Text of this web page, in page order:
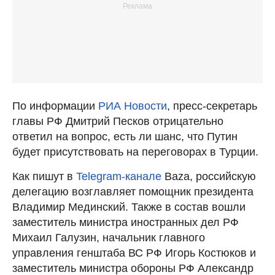
По информации РИА Новости, пресс-секретарь
главы РФ Дмитрий Песков отрицательно
ответил на вопрос, есть ли шанс, что Путин
будет присутствовать на переговорах в Турции.
Как пишут в Telegram-канале Baza, российскую
делегацию возглавляет помощник президента
Владимир Мединский. Также в состав вошли
заместитель министра иностранных дел РФ
Михаил Галузин, начальник главного
управления генштаба ВС РФ Игорь Костюков и
заместитель министра обороны РФ Александр